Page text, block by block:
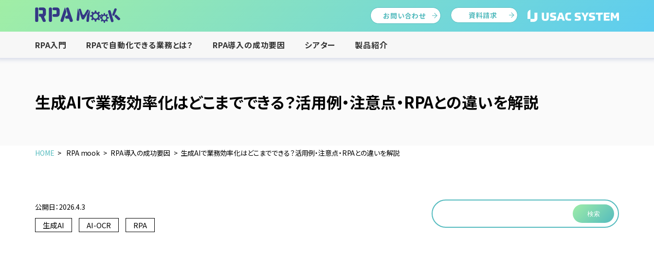
RPA入門 RPAで自動化できる業務とは？ RPA導入の成功要因 シアター 製品紹介
お問い合わせ 資料請求
生成AIで業務効率化はどこまでできる？活用例・注意点・RPAとの違いを解説
HOME RPA mook RPA導入の成功要因 生成AIで業務効率化はどこまでできる？活用例・注意点・RPAとの違いを解説
公開日：2026.4.3
生成AI AI-OCR RPA
検索